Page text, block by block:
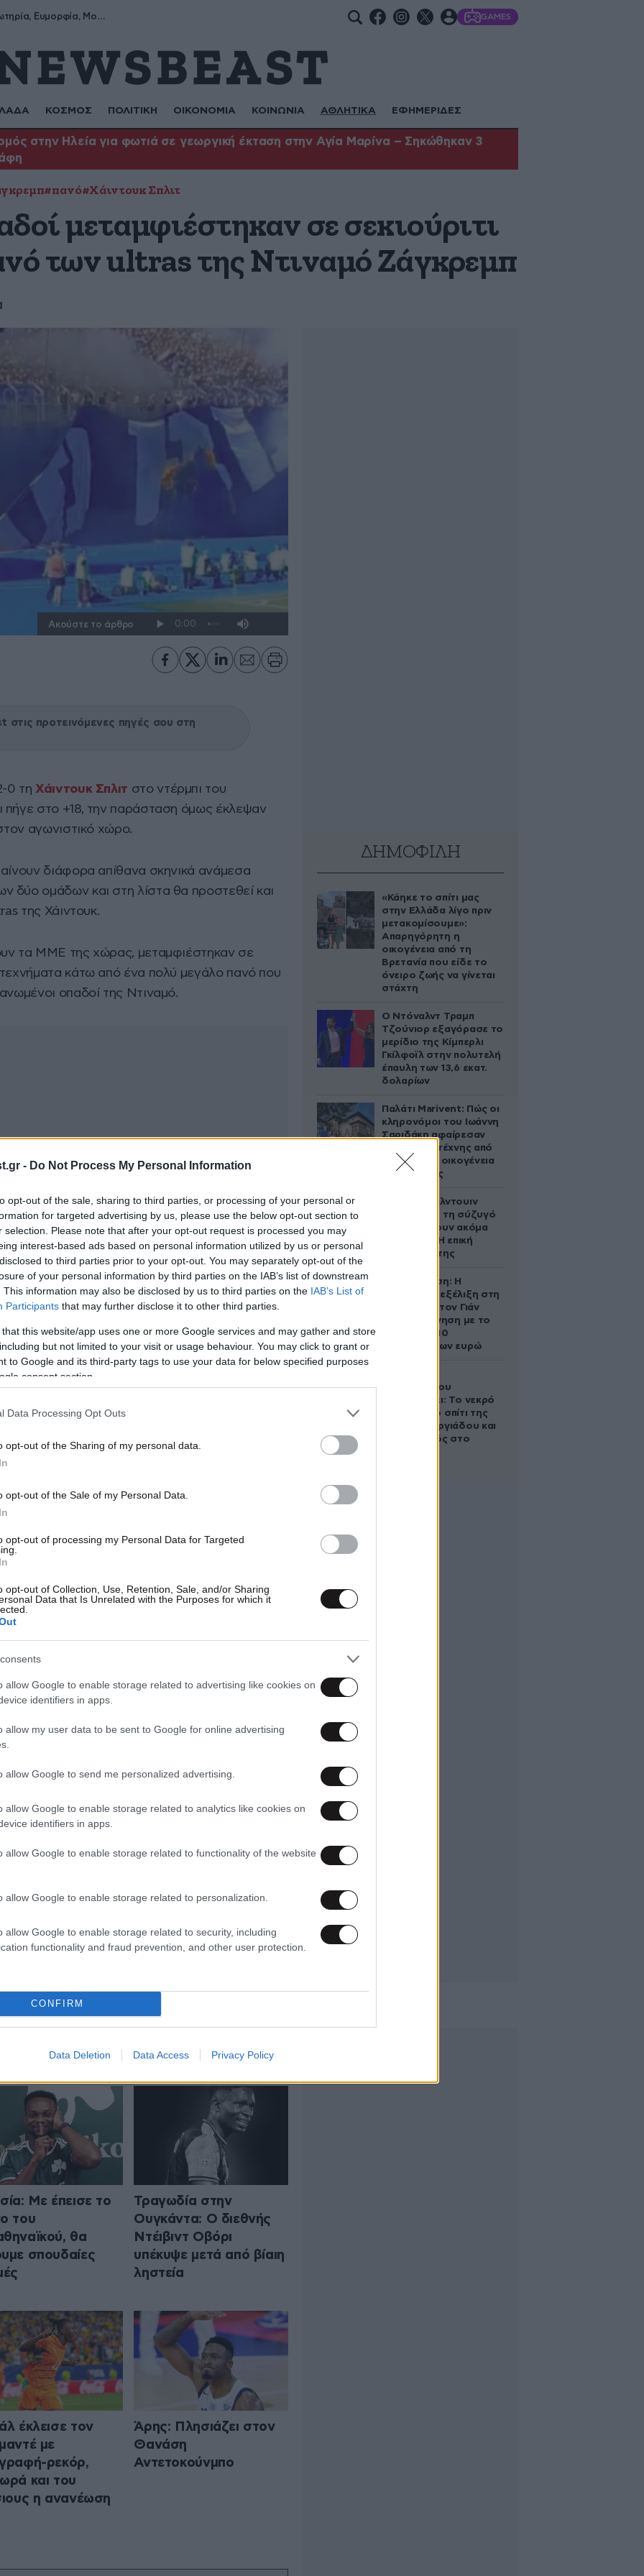
- Do Not Process My Personal Information
opt-out of the sale, sharing to third parties, or processing of your personal or
for targeted advertising by us, please use the below opt-out section to
selection. Please note that after your opt-out request is processed you may
interest-based ads based on personal information utilized by us or personal
to third parties prior to your opt-out. You may separately opt-out of the
of your personal information by third parties on the IAB’s list of downstream
This information may also be disclosed by us to third parties on the IAB’s List of
Participants that may further disclose it to other third parties.
that this website/app uses one or more Google services and may gather and store
but not limited to your visit or usage behaviour. You may click to grant or
to Google and its third-party tags to use your data for below specified purposes
consent section.
Data Processing Opt Outs
opt-out of the Sharing of my personal data.
opt-out of the Sale of my Personal Data.
opt-out of processing my Personal Data for Targeted
opt-out of Collection, Use, Retention, Sale, and/or Sharing
Data that Is Unrelated with the Purposes for which it
allow Google to enable storage related to advertising like cookies on
identifiers in apps.
allow my user data to be sent to Google for online advertising
allow Google to send me personalized advertising.
allow Google to enable storage related to analytics like cookies on
identifiers in apps.
allow Google to enable storage related to functionality of the website
allow Google to enable storage related to personalization.
allow Google to enable storage related to security, including
functionality and fraud prevention, and other user protection.
CONFIRM
Data Deletion Data Access Privacy Policy
Σωτήρης, Σωτηρία, Ευμορφία, Μορφούλα GAMES
ΚΟΣΜΟΣ ΠΟΛΙΤΙΚΗ ΟΙΚΟΝΟΜΙΑ ΚΟΙΝΩΝΙΑ ΑΘΛΗΤΙΚΑ ΕΦΗΜΕΡΙΔΕΣ
στην Ηλεία για φωτιά σε γεωργική έκταση στην Αγία Μαρίνα – Σηκώθηκαν 3
#πανό#Χάιντουκ Σπλιτ
μεταμφιέστηκαν σε σεκιούριτι
των ultras της Ντιναμό Ζάγκρεμπ
Ακούστε το άρθρο
στις προτεινόμενες πηγές σου στη
0 τη Χάιντουκ Σπλιτ στο ντέρμπι του
πήγε στο +18, την παράσταση όμως έκλεψαν
αγωνιστικό χώρο.
διάφορα απίθανα σκηνικά ανάμεσα
δύο ομάδων και στη λίστα θα προστεθεί και
της Χάιντουκ.
τα ΜΜΕ της χώρας, μεταμφιέστηκαν σε
κάτω από ένα πολύ μεγάλο πανό που
οπαδοί της Ντιναμό.
φωτιά, την οποία δεν κατάφεραν να
με τη Ντιναμό να παίρνει τη νίκη εντός των
της Χάιντουκ να πανηγυρίζουν για την…
τους.
in Zagreb.
Zagreb en Hajduk Split
De harde kern van
met vooraf geplaatst
van de Bad Blue Boys
afstand in brand
May 9, 2026
ΔΗΜΟΦΙΛΗ
«Κάηκε το σπίτι μας
στην Ελλάδα λίγο πριν
μετακομίσουμε»:
Απαρηγόρητη η
οικογένεια από τη
Βρετανία που είδε το
όνειρο ζωής να γίνεται
στάχτη
Ο Ντόναλντ Τραμπ
Τζούνιορ εξαγόρασε το
μερίδιο της Κίμπερλι
Γκίλφοϊλ στην πολυτελή
έπαυλη των 13,6 εκατ.
δολαρίων
Παλάτι Marivent: Πώς οι
κληρονόμοι του Ιωάννη
Σαριδάκη αφαίρεσαν
1.300 έργα τέχνης από
τη βασιλική οικογένεια
της Ισπανίας
Ο Άλεκ Μπάλντουιν
ζήτησε από τη σύζυγό
του να κάνουν ακόμα
ένα παιδί – Η επική
αντίδρασή της
Αθηνά Ωνάση: Η
απρόσμενη εξέλιξη στη
διαμάχη με τον Γιάν
Τοπς – Η κίνηση με το
άλογο των 10
εκατομμυρίων ευρώ
Τζώρτζογλου
αποκαλύπτει: Το νεκρό
έμβρυο στο σπίτι της
Μαρίας Γεωργιάδου και
ο εγκλεισμός στο
ΑΘΛΗΤΙΚΑ
Με έπεισε το
του
θα
σπουδαίες
Τραγωδία στην
Ουγκάντα: Ο διεθνής
Ντέιβιντ Οβόρι
υπέκυψε μετά από βίαιη
ληστεία
έκλεισε τον
με
ρεκόρ,
και του
η ανανέωση
Άρης: Πλησιάζει στον
Θανάση
Αντετοκούνμπο